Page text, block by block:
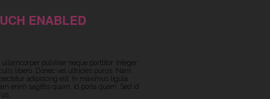
ENABLED
pulvinar neque porttitor. Integer
libero. Donec vel ultricies purus. Nam
adipiscing elit. In maximus ligula
enim sagittis quam, id porta quam. Sed id